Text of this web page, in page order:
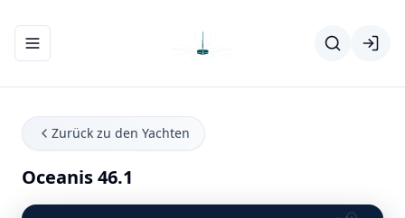
Navigationsmenü ein-/ausblenden
Zurück zu den Yachten
Oceanis 46.1